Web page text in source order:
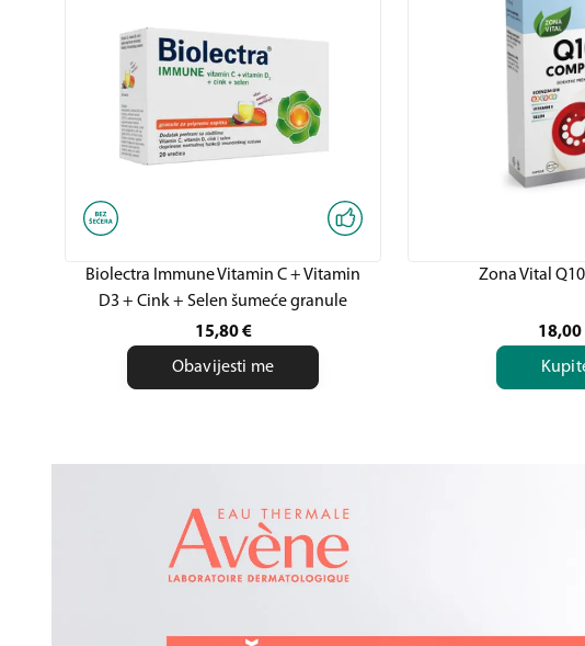
Biolectra Immune Vitamin C + Vitamin
D3 + Cink + Selen šumeće granule
15,80 €
Obavijesti me
Zona Vital
18,00